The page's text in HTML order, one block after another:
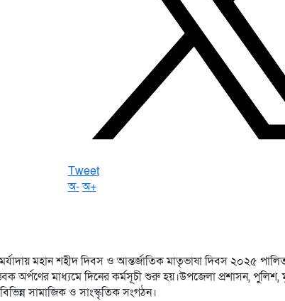
Tweet
অ-অ+
মহান শহীদ দিবস ও আন্তর্জাতিক মাতৃভাষা দিবস ২০২৫
অর্পণের মাধ্যমে দিনের কর্মসূচী শুরু হয়।উপজেলা প্রশাসন, পুলিশ,
সামাজিক ও সাংস্কৃতিক সংগঠন।